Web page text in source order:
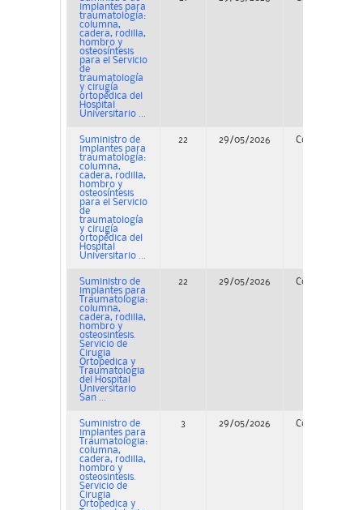
implantes para
traumatología:
columna,
cadera, rodilla,
hombro y
osteosíntesis
para el Servicio
de
traumatología
y cirugía
ortopédica del
Hospital
Universitario ...
Suministro de
implantes para
traumatología:
columna,
cadera, rodilla,
hombro y
osteosíntesis
para el Servicio
de
traumatología
y cirugía
ortopédica del
Hospital
Universitario ...
22 29/05/2026 Concurso
Suministro de
implantes para
Traumatologia:
columna,
cadera, rodilla,
hombro y
osteosintesis.
Servicio de
Cirugia
Ortopedica y
Traumatologia
del Hospital
Universitario
San ...
22 29/05/2026 Concurso
Suministro de
implantes para
Traumatologia:
columna,
cadera, rodilla,
hombro y
osteosintesis.
Servicio de
Cirugia
Ortopedica y
3 29/05/2026 Concurso